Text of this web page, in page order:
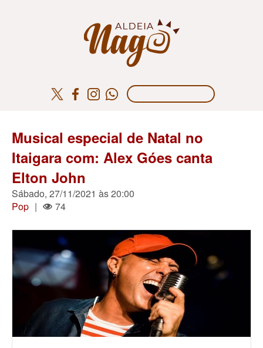
Musical especial de Natal no
Itaigara com: Alex Góes canta
Elton John
Sábado, 27/11/2021 às 20:00
Pop | 74